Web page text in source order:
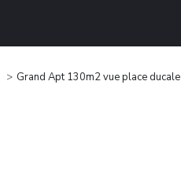
Grand Apt 130m2 vue place ducale